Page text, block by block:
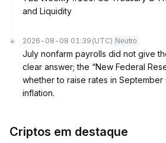
and Liquidity
2026-08-08 01:39 (UTC) Neutro
July nonfarm payrolls did not give
clear answer; the “New Federal
whether to raise rates in
inflation.
Criptos em destaque